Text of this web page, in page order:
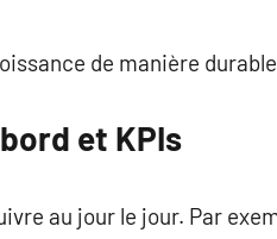
de manière
et KPIs
au jour le jour. Par